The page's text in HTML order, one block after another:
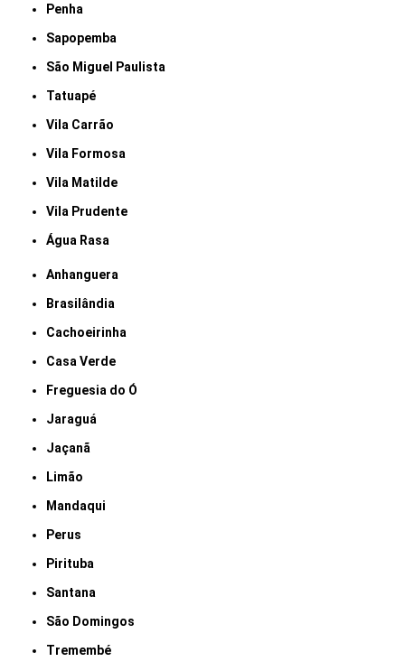
Penha
Sapopemba
São Miguel Paulista
Tatuapé
Vila Carrão
Vila Formosa
Vila Matilde
Vila Prudente
Água Rasa
Anhanguera
Brasilândia
Cachoeirinha
Casa Verde
Freguesia do Ó
Jaraguá
Jaçanã
Limão
Mandaqui
Perus
Pirituba
Santana
São Domingos
Tremembé